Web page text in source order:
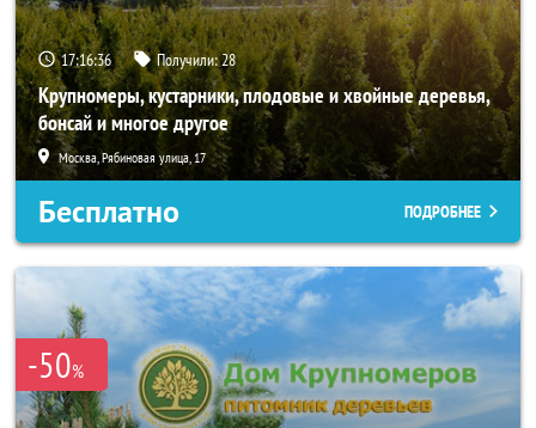
17:16:34 Получили:28
Крупномеры, кустарники, плодовые и хвойные деревья,
бонсай и многое другое
Москва, Рябиновая улица, 17
Бесплатно ПОДРОБНЕЕ
-50%